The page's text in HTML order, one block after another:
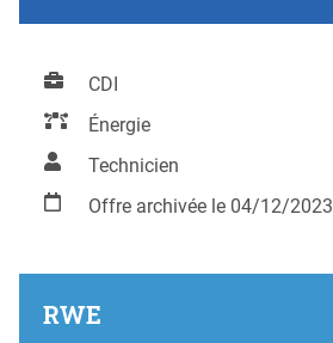
CDI
Énergie
Technicien
Offre archivée le 04/12/2023
RWE